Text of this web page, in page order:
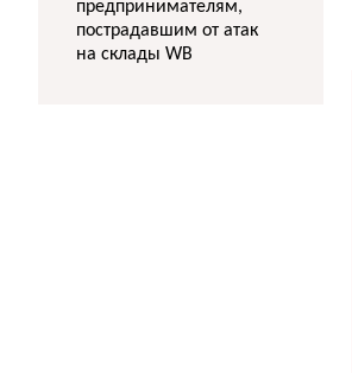
предпринимателям,
пострадавшим от атак
на склады WB